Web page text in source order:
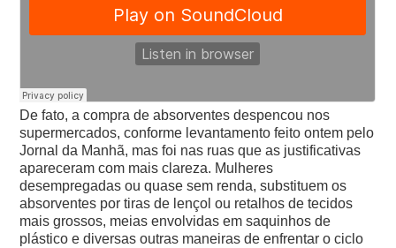
De fato, a compra de absorventes despencou nos
supermercados, conforme levantamento feito ontem pelo
Jornal da Manhã, mas foi nas ruas que as justificativas
apareceram com mais clareza. Mulheres
desempregadas ou quase sem renda, substituem os
absorventes por tiras de lençol ou retalhos de tecidos
mais grossos, meias envolvidas em saquinhos de
plástico e diversas outras maneiras de enfrentar o ciclo